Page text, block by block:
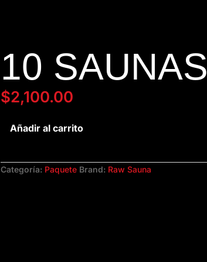
10 SAUNAS
$2,100.00
saunas
cantidad
Añadir al carrito
Categoría: Paquete Brand: Raw Sauna